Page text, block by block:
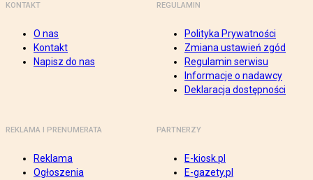
KONTAKT
O nas
Kontakt
Napisz do nas
REGULAMIN
Polityka Prywatności
Zmiana ustawień zgód
Regulamin serwisu
Informacje o nadawcy
Deklaracja dostępności
REKLAMA I PRENUMERATA
Reklama
Ogłoszenia
PARTNERZY
E-kiosk.pl
E-gazety.pl